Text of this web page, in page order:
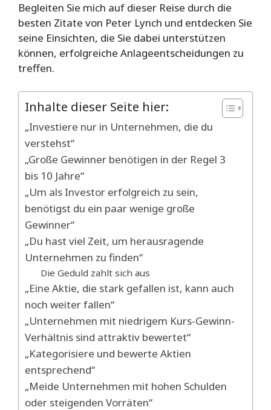
Begleiten Sie mich auf dieser Reise durch die
besten Zitate von Peter Lynch und entdecken Sie
seine Einsichten, die Sie dabei unterstützen
können, erfolgreiche Anlageentscheidungen zu
treffen.
Inhalte dieser Seite hier:
„Investiere nur in Unternehmen, die du
verstehst“
„Große Gewinner benötigen in der Regel 3
bis 10 Jahre“
„Um als Investor erfolgreich zu sein,
benötigst du ein paar wenige große
Gewinner“
„Du hast viel Zeit, um herausragende
Unternehmen zu finden“
Die Geduld zahlt sich aus
„Eine Aktie, die stark gefallen ist, kann auch
noch weiter fallen“
„Unternehmen mit niedrigem Kurs-Gewinn-
Verhältnis sind attraktiv bewertet“
„Kategorisiere und bewerte Aktien
entsprechend“
„Meide Unternehmen mit hohen Schulden
oder steigenden Vorräten“